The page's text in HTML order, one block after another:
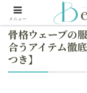
骨格ウェーブの
合うアイテム徹
つき】
メニュー